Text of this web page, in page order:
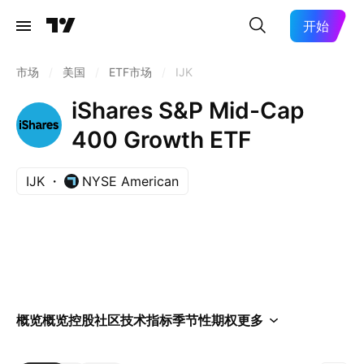
开始
市场 美国 ETF市场 IJK
iShares S&P Mid-Cap
400 Growth ETF
IJK NYSE American
概览概览控股社区技术指标季节性期权更多